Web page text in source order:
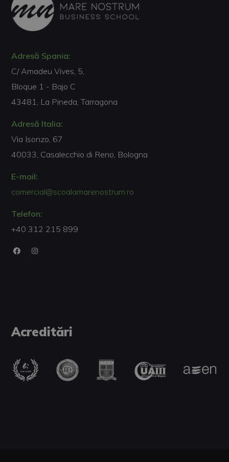
Adresă Spania:
C/ Amadeu Vives, 5,
Bloque 1 - Bajo C
43481, La Pineda, Tarragona
Adresă Italia:
Via Isonzo, 67
40033, Casalecchio di Reno, Bologna
E-mail:
comercial@scoalamarenostrum.ro
Telefon:
+40 312 215 899
Acreditări